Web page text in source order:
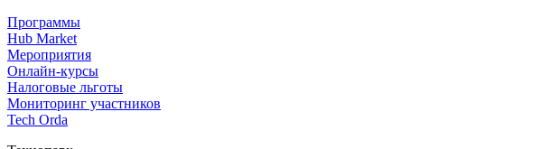
Программы
Hub Market
Мероприятия
Онлайн‑курсы
Налоговые льготы
Мониторинг участников
Tech Orda